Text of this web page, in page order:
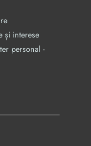
și interese
personal -